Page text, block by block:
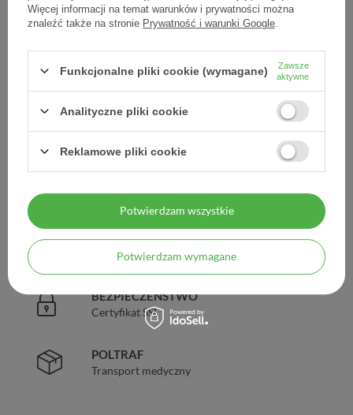
Kod produktu:
3337875917407
DARMOWA DOSTAWA
Legalna apteka od 2006 r.
ZAUFANIE
98% zadowolonych klientów
BEZPIECZEŃSTWO
Certyfikat SSL
POLTRAF
Transport medyczny
Więcej informacji na temat warunków i prywatności można
znaleźć także na stronie Prywatność i warunki Google
Funkcjonalne pliki cookie (wymagane)
Zawsze
aktywne
Analityczne pliki cookie
Reklamowe pliki cookie
Potwierdzam wymagane
Potwierdzam wszystkie